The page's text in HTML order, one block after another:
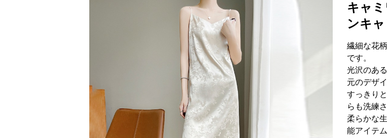
キャ
ンキ
繊細な花
です。
光沢のあ
元のデザ
すっきり
らも洗練
柔らかな
能アイテム